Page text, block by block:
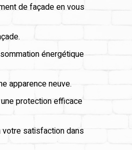
de façade en vous
énergétique
apparence neuve.
protection efficace
satisfaction dans